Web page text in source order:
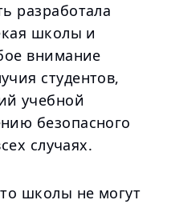
разработала
школы и
внимание
студентов,
учебной
безопасного
случаях.
школы не могут